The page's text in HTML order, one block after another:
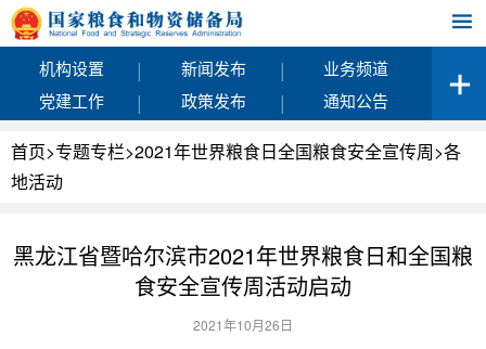
机构设置 | 新闻发布 |
业务频道
党建工作
| 政策发布 | 通知公告
首页>专题专栏>2021年世界粮食日全国粮食安全宣传周>各
地活动
黑龙江省暨哈尔滨市2021年世界粮食日和全国粮
食安全宣传周活动启动
2021年10月26日